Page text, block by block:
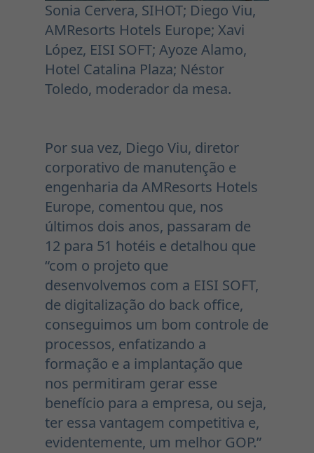
Sonia Cervera, SIHOT; Diego Viu,
AMResorts Hotels Europe; Xavi
López, EISI SOFT; Ayoze Alamo,
Hotel Catalina Plaza; Néstor
Toledo, moderador da mesa.
Por sua vez, Diego Viu, diretor
corporativo de manutenção e
engenharia da AMResorts Hotels
Europe, comentou que, nos
últimos dois anos, passaram de
12 para 51 hotéis e detalhou que
“com o projeto que
desenvolvemos com a EISI SOFT,
de digitalização do back office,
conseguimos um bom controle de
processos, enfatizando a
formação e a implantação que
nos permitiram gerar esse
benefício para a empresa, ou seja,
ter essa vantagem competitiva e,
evidentemente, um melhor GOP.”